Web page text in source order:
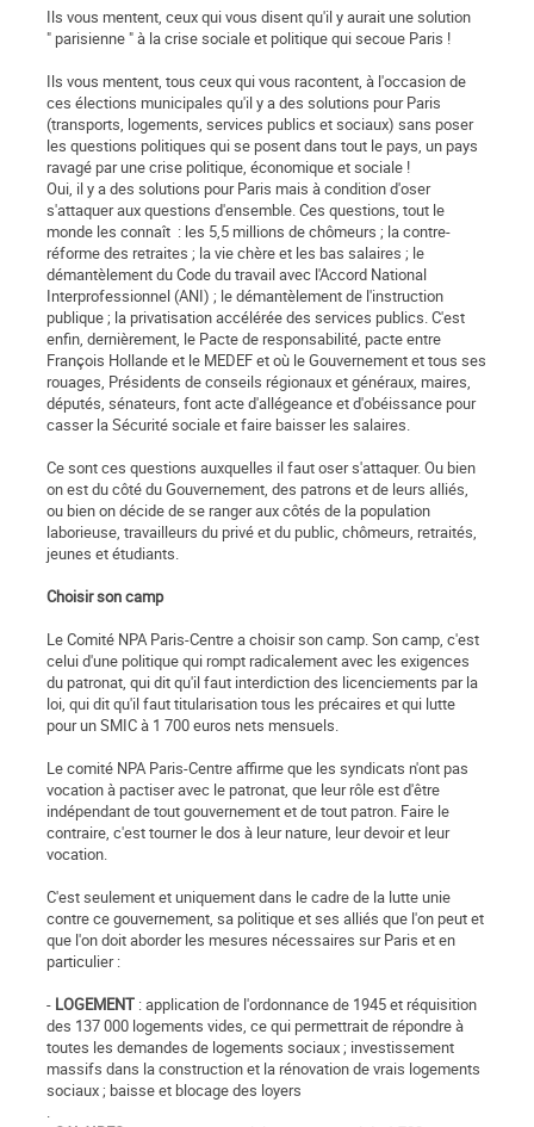
Ils vous mentent, ceux qui vous disent qu'il y aurait une solution
" parisienne " à la crise sociale et politique qui secoue Paris !
Ils vous mentent, tous ceux qui vous racontent, à l'occasion de
ces élections municipales qu'il y a des solutions pour Paris
(transports, logements, services publics et sociaux) sans poser
les questions politiques qui se posent dans tout le pays, un pays
ravagé par une crise politique, économique et sociale !
Oui, il y a des solutions pour Paris mais à condition d'oser
s'attaquer aux questions d'ensemble. Ces questions, tout le
monde les connaît : les 5,5 millions de chômeurs ; la contre-
réforme des retraites ; la vie chère et les bas salaires ; le
démantèlement du Code du travail avec l'Accord National
Interprofessionnel (ANI) ; le démantèlement de l'instruction
publique ; la privatisation accélérée des services publics. C'est
enfin, dernièrement, le Pacte de responsabilité, pacte entre
François Hollande et le MEDEF et où le Gouvernement et tous ses
rouages, Présidents de conseils régionaux et généraux, maires,
députés, sénateurs, font acte d'allégeance et d'obéissance pour
casser la Sécurité sociale et faire baisser les salaires.
Ce sont ces questions auxquelles il faut oser s'attaquer. Ou bien
on est du côté du Gouvernement, des patrons et de leurs alliés,
ou bien on décide de se ranger aux côtés de la population
laborieuse, travailleurs du privé et du public, chômeurs, retraités,
jeunes et étudiants.
Choisir son camp
Le Comité NPA Paris-Centre a choisir son camp. Son camp, c'est
celui d'une politique qui rompt radicalement avec les exigences
du patronat, qui dit qu'il faut interdiction des licenciements par la
loi, qui dit qu'il faut titularisation tous les précaires et qui lutte
pour un SMIC à 1 700 euros nets mensuels.
Le comité NPA Paris-Centre affirme que les syndicats n'ont pas
vocation à pactiser avec le patronat, que leur rôle est d'être
indépendant de tout gouvernement et de tout patron. Faire le
contraire, c'est tourner le dos à leur nature, leur devoir et leur
vocation.
C'est seulement et uniquement dans le cadre de la lutte unie
contre ce gouvernement, sa politique et ses alliés que l'on peut et
que l'on doit aborder les mesures nécessaires sur Paris et en
particulier :
- LOGEMENT : application de l'ordonnance de 1945 et réquisition
des 137 000 logements vides, ce qui permettrait de répondre à
toutes les demandes de logements sociaux ; investissement
massifs dans la construction et la rénovation de vrais logements
sociaux ; baisse et blocage des loyers
.